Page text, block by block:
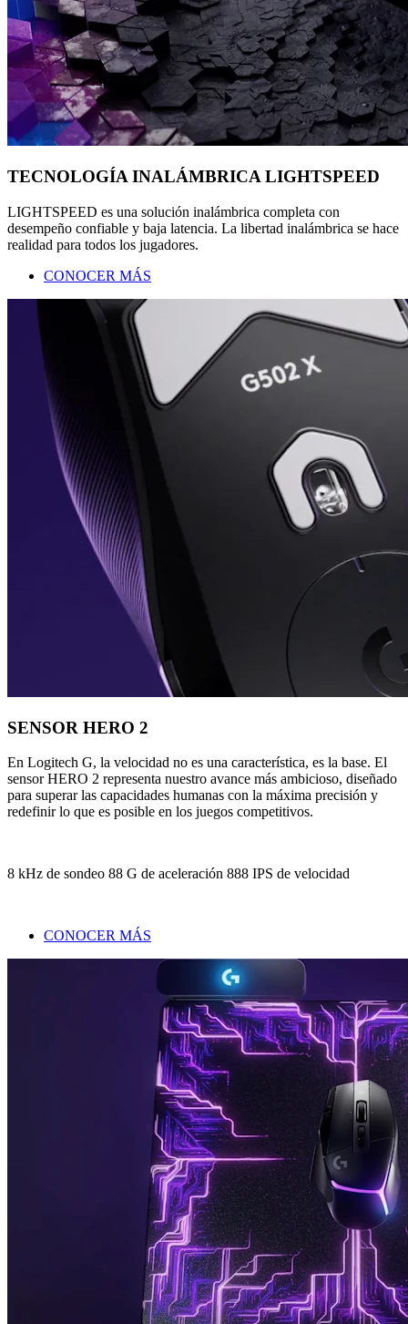
TECNOLOGÍA INALÁMBRICA LIGHTSPEED
LIGHTSPEED es una solución inalámbrica completa con
desempeño confiable y baja latencia. La libertad inalámbrica se hace
realidad para todos los jugadores.
CONOCER MÁS
SENSOR HERO 2
En Logitech G, la velocidad no es una característica, es la base. El
sensor HERO 2 representa nuestro avance más ambicioso, diseñado
para superar las capacidades humanas con la máxima precisión y
redefinir lo que es posible en los juegos competitivos.
8 kHz de sondeo 88 G de aceleración 888 IPS de velocidad
CONOCER MÁS